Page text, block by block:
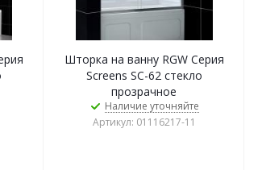
Шторка на ванну RGW Серия
Screens SC-62 стекло
прозрачное
Наличие уточняйте
Артикул: 01116217-11